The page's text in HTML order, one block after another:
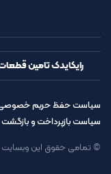
رایکایدک تامین
سیاست حفظ حریم
سیاست بازپرداخت و بازگشت
© تمامی حقوق این